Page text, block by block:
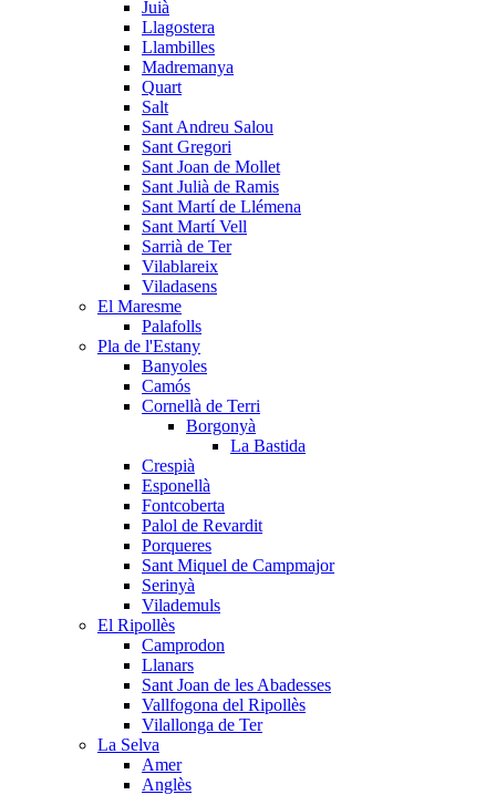
Juià
Llagostera
Llambilles
Madremanya
Quart
Salt
Sant Andreu Salou
Sant Gregori
Sant Joan de Mollet
Sant Julià de Ramis
Sant Martí de Llémena
Sant Martí Vell
Sarrià de Ter
Vilablareix
Viladasens
El Maresme
Palafolls
Pla de l'Estany
Banyoles
Camós
Cornellà de Terri
Borgonyà
La Bastida
Crespià
Esponellà
Fontcoberta
Palol de Revardit
Porqueres
Sant Miquel de Campmajor
Serinyà
Vilademuls
El Ripollès
Camprodon
Llanars
Sant Joan de les Abadesses
Vallfogona del Ripollès
Vilallonga de Ter
La Selva
Amer
Anglès